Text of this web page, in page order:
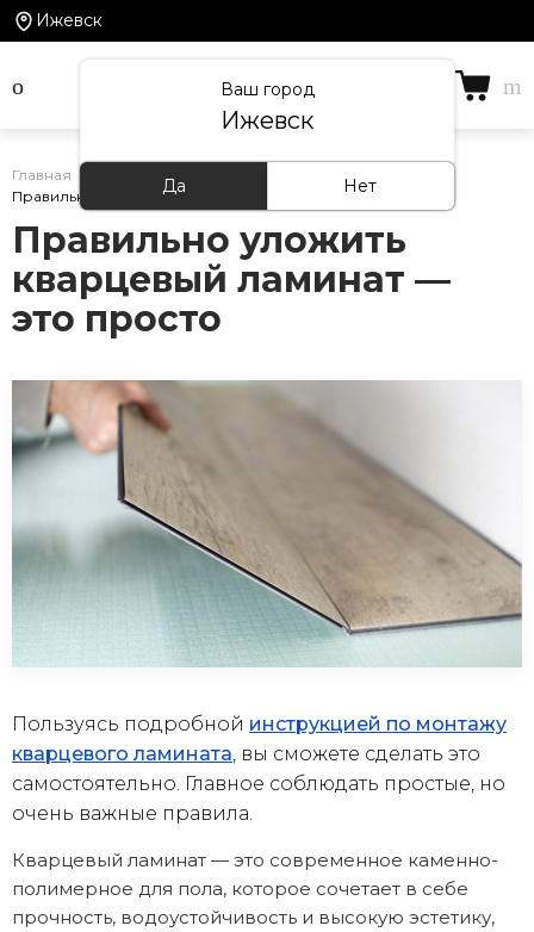
Ижевск
Ваш город
Ижевск
Да Нет
Главная
/
Правильно уложить кварцевый ламинат — это просто
Правильно уложить
кварцевый ламинат —
это просто
Пользуясь подробной инструкцией по монтажу
кварцевого ламината , вы сможете сделать это
самостоятельно. Главное соблюдать простые, но
очень важные правила.
Кварцевый ламинат — это современное каменно-
полимерное для пола, которое сочетает в себе
прочность, водоустойчивость и высокую эстетику,